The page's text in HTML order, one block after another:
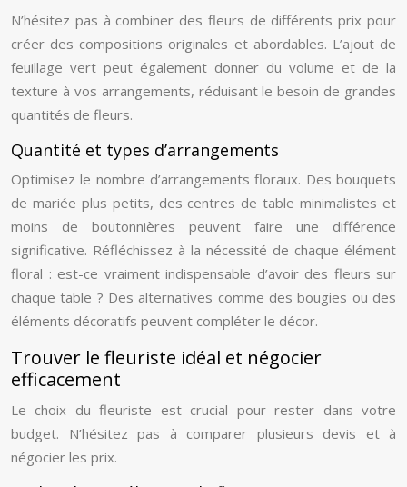
N’hésitez pas à combiner des fleurs de différents prix pour
créer des compositions originales et abordables. L’ajout de
feuillage vert peut également donner du volume et de la
texture à vos arrangements, réduisant le besoin de grandes
quantités de fleurs.
Quantité et types d’arrangements
Optimisez le nombre d’arrangements floraux. Des bouquets
de mariée plus petits, des centres de table minimalistes et
moins de boutonnières peuvent faire une différence
significative. Réfléchissez à la nécessité de chaque élément
floral : est-ce vraiment indispensable d’avoir des fleurs sur
chaque table ? Des alternatives comme des bougies ou des
éléments décoratifs peuvent compléter le décor.
Trouver le fleuriste idéal et négocier
efficacement
Le choix du fleuriste est crucial pour rester dans votre
budget. N’hésitez pas à comparer plusieurs devis et à
négocier les prix.